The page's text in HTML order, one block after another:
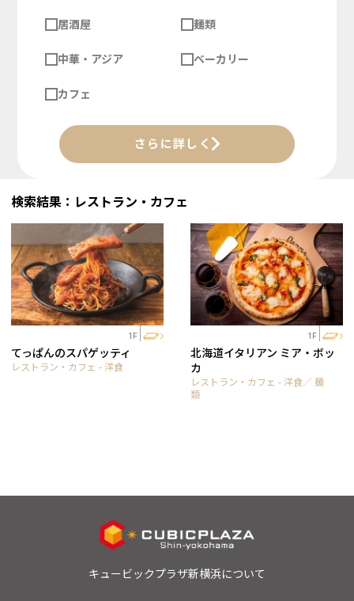
居酒屋 麺類
中華・アジア ベーカリー
カフェ
さらに詳しく
検索結果：レストラン・カフェ
1F
てっぱんのスパゲッティ
レストラン・カフェ - 洋食
1F
北海道イタリアン ミア・ボッ
カ
レストラン・カフェ - 洋食／ 麺
類
キュービックプラザ新横浜について